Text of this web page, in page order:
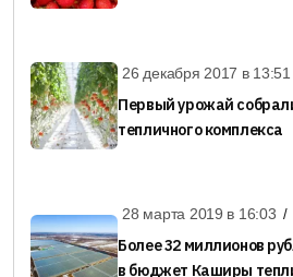
26 декабря 2017 в 13:51
Первый урожай
тепличного комплекса
28 марта 2019 в 16:03
Более 32 миллионов
в бюджет Каширы